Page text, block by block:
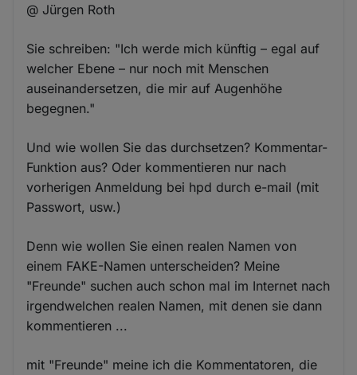
@ Jürgen Roth
Sie schreiben: "Ich werde mich künftig – egal auf
welcher Ebene – nur noch mit Menschen
auseinandersetzen, die mir auf Augenhöhe
begegnen."
Und wie wollen Sie das durchsetzen? Kommentar-
Funktion aus? Oder kommentieren nur nach
vorherigen Anmeldung bei hpd durch e-mail (mit
Passwort, usw.)
Denn wie wollen Sie einen realen Namen von
einem FAKE-Namen unterscheiden? Meine
"Freunde" suchen auch schon mal im Internet nach
irgendwelchen realen Namen, mit denen sie dann
kommentieren ...
mit "Freunde" meine ich die Kommentatoren, die